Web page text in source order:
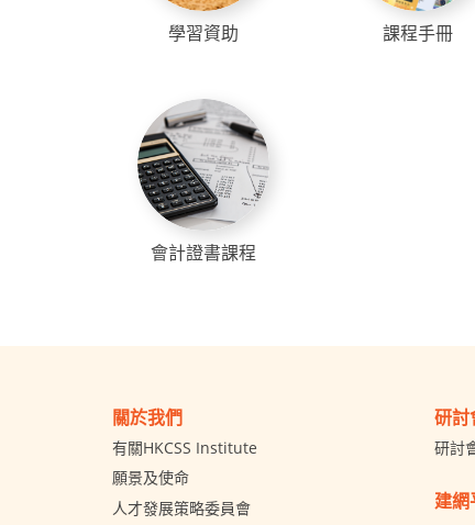
學習資助 課程手冊
會計證書課程
關於我們
有關HKCSS Institute
願景及使命
人才發展策略委員會
研討
研討
建網